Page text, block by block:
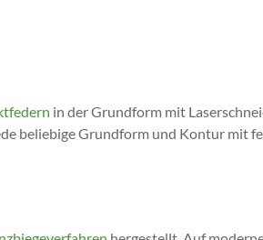
in der Grundform mit
beliebige Grundform und Kontur mit